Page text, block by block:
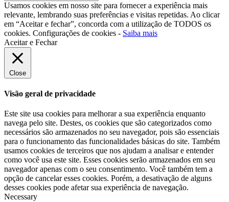
Usamos cookies em nosso site para fornecer a experiência mais
relevante, lembrando suas preferências e visitas repetidas. Ao clicar
em “Aceitar e fechar”, concorda com a utilização de TODOS os
cookies. Configurações de cookies - Saiba mais
Aceitar e Fechar
Close
Visão geral de privacidade
Este site usa cookies para melhorar a sua experiência enquanto
navega pelo site. Destes, os cookies que são categorizados como
necessários são armazenados no seu navegador, pois são essenciais
para o funcionamento das funcionalidades básicas do site. Também
usamos cookies de terceiros que nos ajudam a analisar e entender
como você usa este site. Esses cookies serão armazenados em seu
navegador apenas com o seu consentimento. Você também tem a
opção de cancelar esses cookies. Porém, a desativação de alguns
desses cookies pode afetar sua experiência de navegação.
Necessary